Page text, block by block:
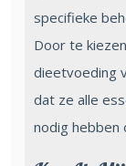
specifieke
Door te
dieetvoeding
dat ze alle
nodig hebben